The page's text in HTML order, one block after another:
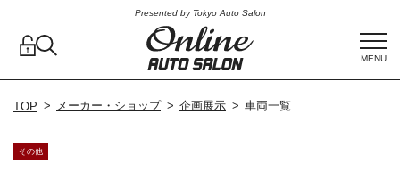
Presented by Tokyo Auto Salon
MENU
TOP メーカー・ショップ 企画展示 車両一覧
その他